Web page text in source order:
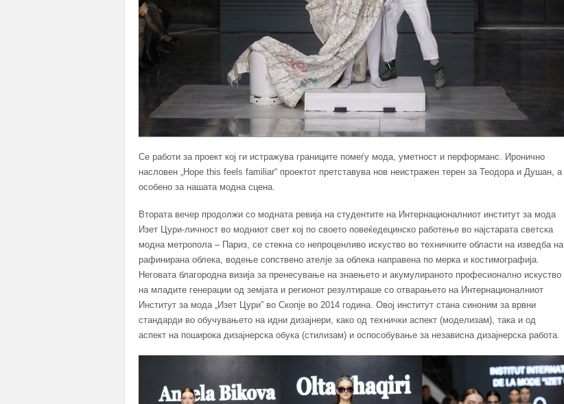
Се работи за проект кој ги истражува границите помеѓу мода, уметност и перформанс. Иронично
насловен „Hope this feels familiar“ проектот претставува нов неистражен терен за Теодора и Душан, а
особено за нашата модна сцена.
Втората вечер продолжи со модната ревија на студентите на Интернационалниот институт за мода
Изет Цури-личност во модниот свет кој по своето повеќедецинско работење во најстарата светска
модна метропола – Париз, се стекна со непроценливо искуство во техничките области на изведба на
рафинирана облека, водење сопствено ателје за облека направена по мерка и костимографија.
Неговата благородна визија за пренесување на знаењето и акумулираното професионално искуство
на младите генерации од земјата и регионот резултираше со отварањето на Интернационалниот
Институт за мода „Изет Цури” во Скопје во 2014 година. Овој институт стана синоним за врвни
стандарди во обучувањето на идни дизајнери, како од технички аспект (моделизам), така и од
аспект на поширока дизајнерска обука (стилизам) и оспособување за независна дизајнерска работа.